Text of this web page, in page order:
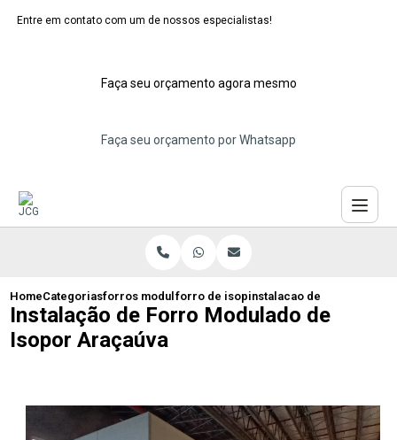
Entre em contato com um de nossos especialistas!
Faça seu orçamento agora mesmo
Faça seu orçamento por Whatsapp
HomeCategoriasforros modulares de isopor
forro de isopor modular eps sao
instalacao de forro
Instalação de Forro Modulado de
Isopor Araçaúva